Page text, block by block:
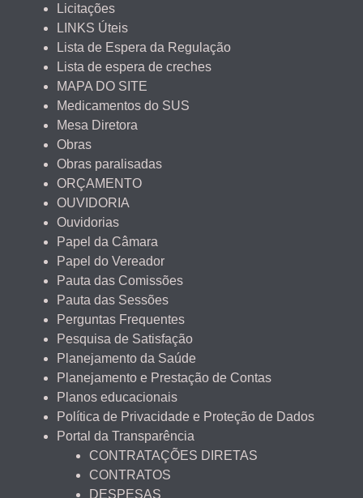
Licitações
LINKS Úteis
Lista de Espera da Regulação
Lista de espera de creches
MAPA DO SITE
Medicamentos do SUS
Mesa Diretora
Obras
Obras paralisadas
ORÇAMENTO
OUVIDORIA
Ouvidorias
Papel da Câmara
Papel do Vereador
Pauta das Comissões
Pauta das Sessões
Perguntas Frequentes
Pesquisa de Satisfação
Planejamento da Saúde
Planejamento e Prestação de Contas
Planos educacionais
Política de Privacidade e Proteção de Dados
Portal da Transparência
CONTRATAÇÕES DIRETAS
CONTRATOS
DESPESAS